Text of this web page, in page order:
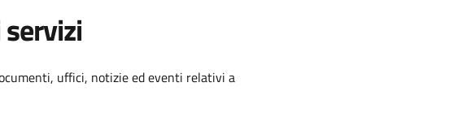
dell'argomento
uffici, notizie ed eventi relativi a